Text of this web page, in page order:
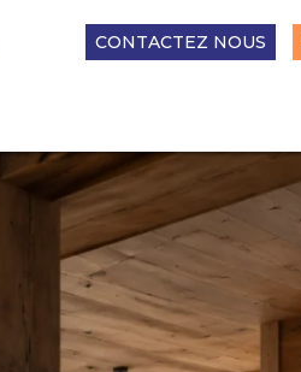
CONTACTEZ NOUS